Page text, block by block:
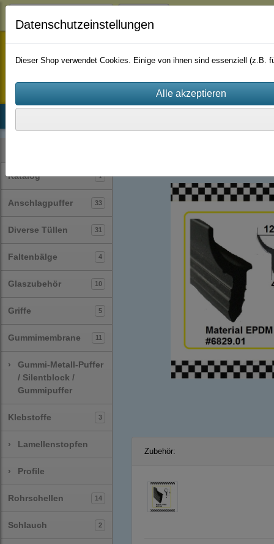
staufenbiel-berlin
Katalog 1
Anschlagpuffer 33
Diverse Tüllen 31
Faltenbälge 4
Glaszubehör 10
Griffe 5
Gummimembrane 11
›
Gummi-Metall-Puffer
/ Silentblock /
Gummipuffer
Klebstoffe 3
› Lamellenstopfen
› Profile
Rohrschellen 14
Schlauch 2
Zubehör:
Datenschutzeinstellungen
Dieser Shop verwendet Cookies. Einige von ihnen sind essenziell (z.B.